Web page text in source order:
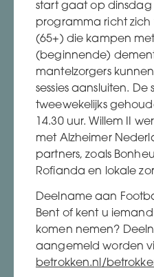
start gaat op dinsdag
programma richt
(65+) die kampen
(beginnende)
mantelzorgers
sessies aansluiten. De
tweewekelijks
14.30 uur. Willem II
met Alzheimer
partners, zoals
Rofianda en lokale
Deelname aan
Bent of kent u
komen nemen?
aangemeld worden
betrokken.nl/